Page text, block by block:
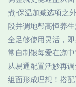
煮·保温加减选项之
段并调地帮高恒养
全足够使用灵活，
常自制银每爱在凉
从易通配置活妙再
组面形成理想！搭